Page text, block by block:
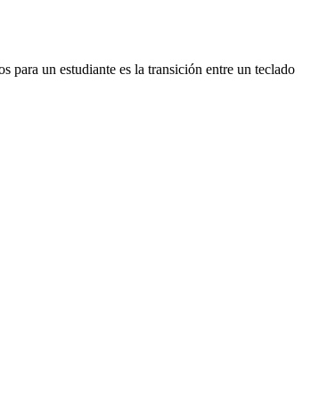
para un estudiante es la transición entre un teclado